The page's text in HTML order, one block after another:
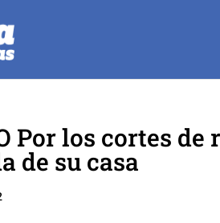
Por los cortes
de su casa